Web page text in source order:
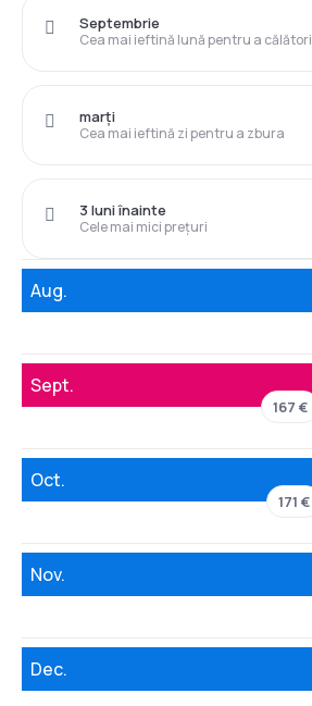
Cea mai ieftină lună pentru a călători
Septembrie
Cea mai ieftină zi pentru a zbura
marți
Cele mai mici prețuri
3 luni înainte
Aug.
Sept.
167 €
Oct.
171 €
Nov.
Dec.